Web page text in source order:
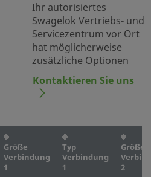
Ihr autorisiertes
Swagelok Vertriebs- und
Servicezentrum vor Ort
hat möglicherweise
zusätzliche Optionen
Kontaktieren Sie uns
Größe
Verbindung
1
Typ
Verbindung
1
Größe
2